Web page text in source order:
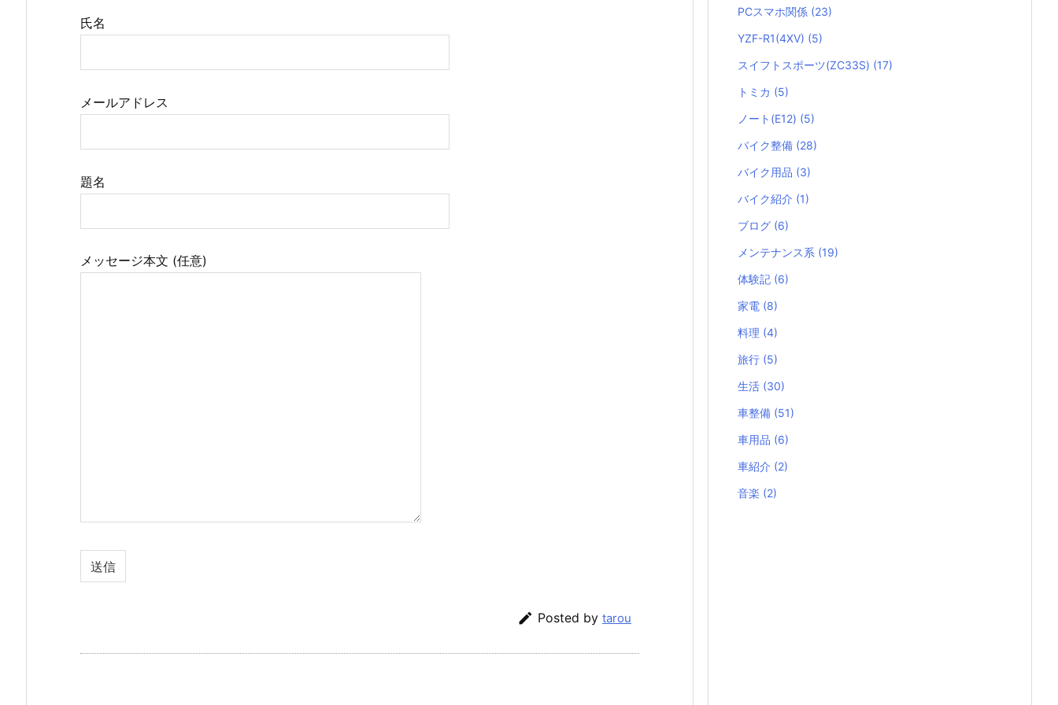
氏名
メールアドレス
題名
メッセージ本文 (任意)
 Posted by tarou
PCスマホ関係 (23)
YZF-R1(4XV) (5)
スイフトスポーツ(ZC33S) (17)
トミカ (5)
ノート(E12) (5)
バイク整備 (28)
バイク用品 (3)
バイク紹介 (1)
ブログ (6)
メンテナンス系 (19)
体験記 (6)
家電 (8)
料理 (4)
旅行 (5)
生活 (30)
車整備 (51)
車用品 (6)
車紹介 (2)
音楽 (2)